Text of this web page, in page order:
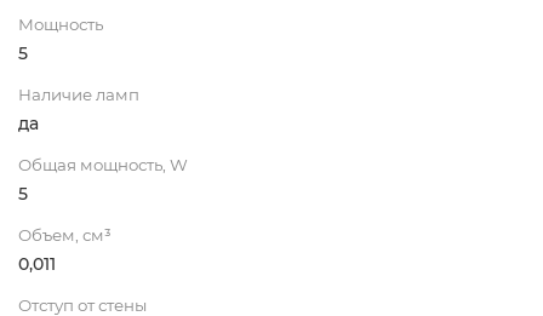
Мощность
5
Наличие ламп
да
Общая мощность, W
5
Объем, см³
0,011
Отступ от стены